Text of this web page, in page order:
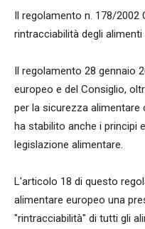
Il regolamento n. 178/2002
rintracciabilità degli
Il regolamento 28 gennaio
europeo e del Consiglio,
per la sicurezza alimentare
ha stabilito anche i principi
legislazione alimentare.
L'articolo 18 di questo
alimentare europeo una
"rintracciabilità" di tutti gli